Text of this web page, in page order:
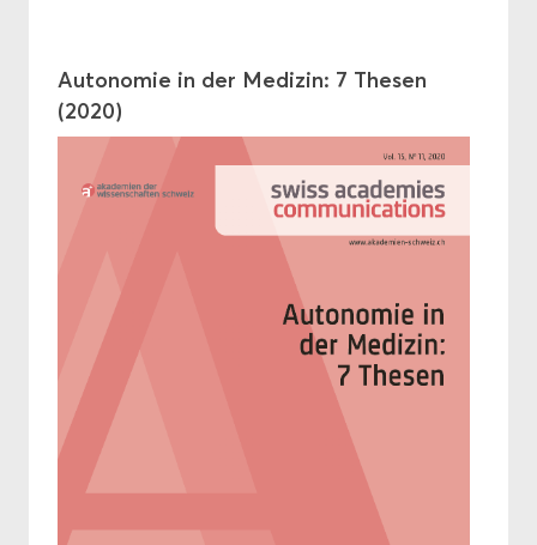
Au­to­no­mie in der Me­di­zin: 7 The­sen
(2020)